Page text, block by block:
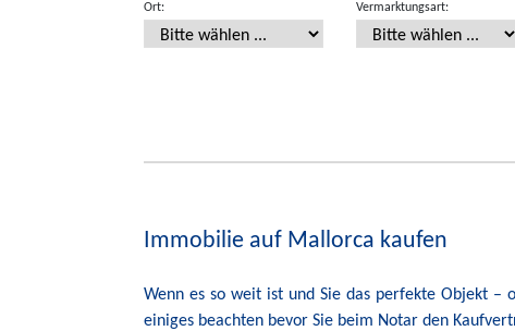
Ort: Vermarktungsart:
Immobilie auf Mallorca kaufen
Wenn es so weit ist und Sie das perfekte Objekt –
einiges beachten bevor Sie beim Notar den